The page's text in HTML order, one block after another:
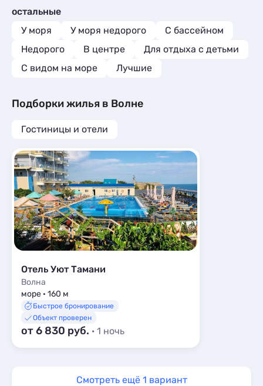
остальные
У моря
У моря недорого
С бассейном
Недорого
В центре
Для отдыха с детьми
С видом на море
Лучшие
Подборки жилья в Волне
Гостиницы и отели
Отель Уют Тамани
Волна
море · 160 м
Быстрое бронирование
Объект проверен
от 6 830 руб. · 1 ночь
Смотреть ещё 1 вариант